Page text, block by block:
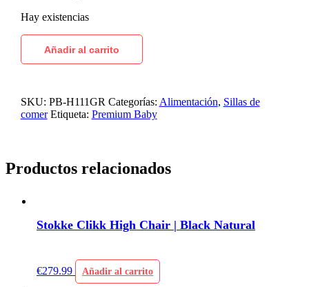
Hay existencias
Añadir al carrito
SKU: PB-H111GR Categorías: Alimentación, Sillas de
comer Etiqueta: Premium Baby
Productos relacionados
Stokke Clikk High Chair | Black Natural
€279.99 Añadir al carrito